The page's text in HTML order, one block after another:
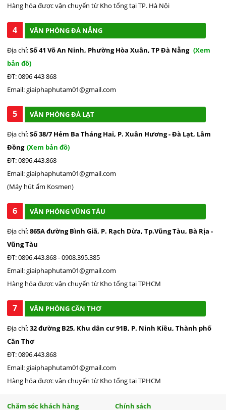
Hàng hóa được vận chuyển từ Kho tổng tại TP. Hà Nội
4 VĂN PHÒNG ĐÀ NẴNG
Địa chỉ:Số 41 Võ An Ninh, Phường Hòa Xuân, TP Đà Nẵng (Xem
bản đồ)
ĐT: 0896 443 868
Email: giaiphaphutam01@gmail.com
5 VĂN PHÒNG ĐÀ LẠT
Địa chỉ:Số 38/7 Hẻm Ba Tháng Hai, P. Xuân Hương - Đà Lạt, Lâm
Đồng (Xem bản đồ)
ĐT: 0896.443.868
Email: giaiphaphutam01@gmail.com
(Máy hút ẩm Kosmen)
6 VĂN PHÒNG VŨNG TÀU
Địa chỉ:865A đường Bình Giã, P. Rạch Dừa, Tp.Vũng Tàu, Bà Rịa -
Vũng Tàu
ĐT: 0896.443.868 - 0908.395.385
Email: giaiphaphutam01@gmail.com
Hàng hóa được vận chuyển từ Kho tổng tại TPHCM
7 VĂN PHÒNG CẦN THƠ
Địa chỉ:32 đường B25, Khu dân cư 91B, P. Ninh Kiều, Thành phố
Cần Thơ
ĐT: 0896.443.868
Email: giaiphaphutam01@gmail.com
Hàng hóa được vận chuyển từ Kho tổng tại TPHCM
Chăm sóc khách hàng Chính sách